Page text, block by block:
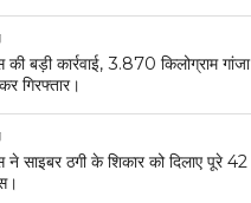
बड़ी कार्रवाई, 3.870 किलोग्राम गांजा
गिरफ्तार।
साइबर ठगी के शिकार को दिलाए पूरे 42